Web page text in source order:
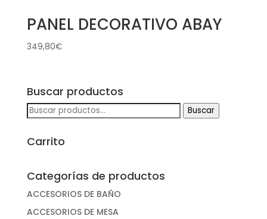
PANEL DECORATIVO ABAY
349,80€
Buscar productos
Buscar
Buscar
Carrito
Categorías de productos
ACCESORIOS DE BAÑO
ACCESORIOS DE MESA